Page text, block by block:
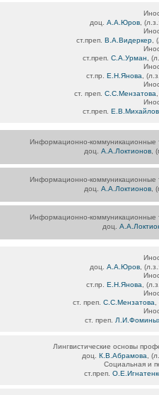
доц. А.А.Юров ,
ст.преп. В.А.Видеркер,
ст.преп. С.А.Урман ,
ст.пр. Е.Н.Янова ,
ст. преп. С.С.Мензатова
ст.преп.
Информационно-коммуникационные
доц. А.А.Локтионов ,
Информационно-коммуникационные
доц. А.А.Локтионов ,
Информационно-коммуникационные
доц.
доц. А.А.Юров ,
ст.пр. Е.Н.Янова ,
ст. преп. С.С.Мензатова
ст. преп.
Лингвистические основы
доц. К.В.Абрамова ,
Социальная и
ст.преп.